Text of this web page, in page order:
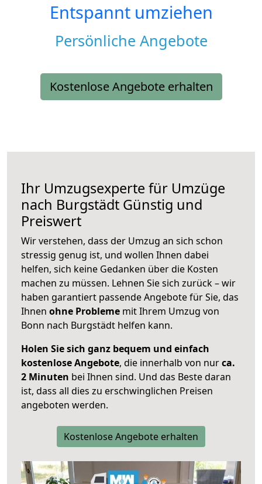
Entspannt umziehen
Persönliche Angebote
Kostenlose Angebote erhalten
Ihr Umzugsexperte für Umzüge
nach Burgstädt Günstig und
Preiswert
Wir verstehen, dass der Umzug an sich schon
stressig genug ist, und wollen Ihnen dabei
helfen, sich keine Gedanken über die Kosten
machen zu müssen. Lehnen Sie sich zurück – wir
haben garantiert passende Angebote für Sie, das
Ihnen ohne Probleme mit Ihrem Umzug von
Bonn nach Burgstädt helfen kann.
Holen Sie sich ganz bequem und einfach
kostenlose Angebote, die innerhalb von nurca.
2 Minuten bei Ihnen sind. Und das Beste daran
ist, dass all dies zu erschwinglichen Preisen
angeboten werden.
Kostenlose Angebote erhalten